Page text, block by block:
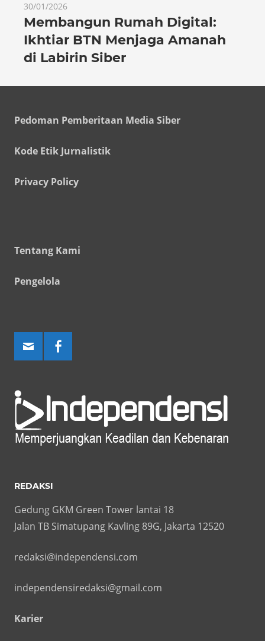
30/01/2026
Membangun Rumah Digital:
Ikhtiar BTN Menjaga Amanah
di Labirin Siber
Pedoman Pemberitaan Media Siber
Kode Etik Jurnalistik
Privacy Policy
Tentang Kami
Pengelola
REDAKSI
Gedung GKM Green Tower lantai 18
Jalan TB Simatupang Kavling 89G, Jakarta 12520
redaksi@independensi.com
independensiredaksi@gmail.com
Karier